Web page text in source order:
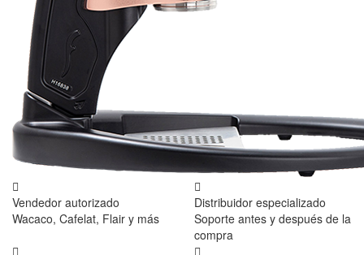
Vendedor autorizado
Wacaco, Cafelat, Flair y más
Distribuidor especializado
Soporte antes y después de la
compra